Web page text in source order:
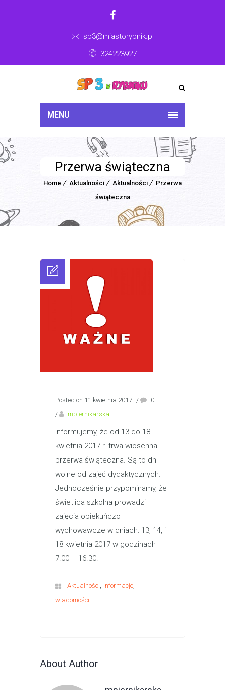
sp3@miastorybnik.pl
324223927
MENU
Przerwa świąteczna
Home Aktualności Aktualności
Przerwa
świąteczna
Posted on 11 kwietnia 2017 /
0
/
mpiernikarska
Informujemy, że od 13 do 18
kwietnia 2017 r. trwa wiosenna
przerwa świąteczna. Są to dni
wolne od zajęć dydaktycznych.
Jednocześnie przypominamy, że
świetlica szkolna prowadzi
zajęcia opiekuńczo –
wychowawcze w dniach: 13, 14, i
18 kwietnia 2017 w godzinach
7.00 – 16.30.
Aktualności, Informacje,
wiadomości
About Author